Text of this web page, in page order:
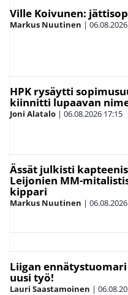
Ville Koivunen:
Markus Nuutinen | 06.08.2026
HPK rysäytti
kiinnitti lupaavan
Joni Alatalo | 06.08.2026 17:15
Ässät julkisti
Leijonien MM-
kippari
Markus Nuutinen | 06.08.2026
Liigan
uusi työ!
Lauri Saastamoinen |